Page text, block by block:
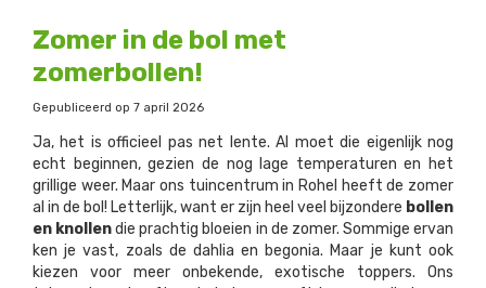
Zomer in de bol met
zomerbollen!
Gepubliceerd op 7 april 2026
Ja, het is officieel pas net lente. Al moet die eigenlijk nog
echt beginnen, gezien de nog lage temperaturen en het
grillige weer. Maar ons tuincentrum in Rohel heeft de zomer
al in de bol! Letterlijk, want er zijn heel veel bijzondere bollen
en knollendie prachtig bloeien in de zomer. Sommige ervan
ken je vast, zoals de dahlia en begonia. Maar je kunt ook
kiezen voor meer onbekende, exotische toppers. Ons